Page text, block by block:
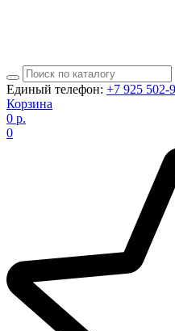
Единый телефон: +7 925 502-
Корзина
0 р.
0